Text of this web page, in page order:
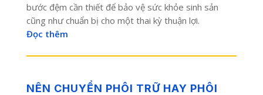
bước đệm cần thiết để bảo vệ sức khỏe sinh sản
cũng như chuẩn bị cho một thai kỳ thuận lợi.
Đọc thêm
NÊN CHUYỂN PHÔI TRỮ HAY PHÔI